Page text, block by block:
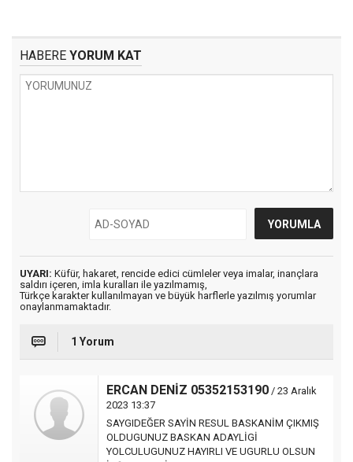
HABERE YORUM KAT
UYARI: Küfür, hakaret, rencide edici cümleler veya imalar, inançlara
saldırı içeren, imla kuralları ile yazılmamış,
Türkçe karakter kullanılmayan ve büyük harflerle yazılmış yorumlar
onaylanmamaktadır.
1 Yorum
ERCAN DENİZ 05352153190 / 23 Aralık
2023 13:37
SAYGIDEĞER SAYİN RESUL BASKANİM ÇIKMIŞ
OLDUGUNUZ BASKAN ADAYLİGİ
YOLCULUGUNUZ HAYIRLI VE UGURLU OLSUN